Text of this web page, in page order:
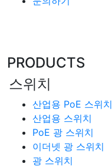
PRODUCTS
스위치
산업용 PoE 스위치
산업용 스위치
PoE 광 스위치
이더넷 광 스위치
광 스위치